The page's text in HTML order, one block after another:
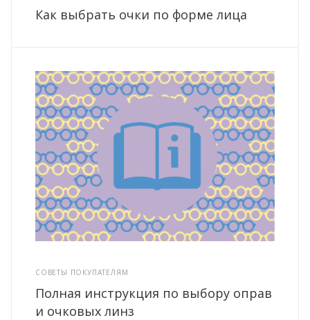
Как выбрать очки по форме лица
СОВЕТЫ ПОКУПАТЕЛЯМ
Полная инструкция по выбору оправ
и очковых линз